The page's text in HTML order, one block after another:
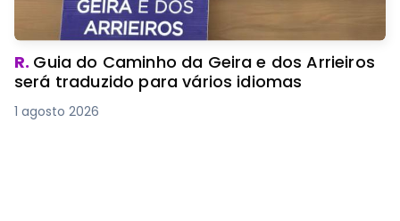
R. Guia do Caminho da Geira e dos Arrieiros
será traduzido para vários idiomas
1 agosto 2026